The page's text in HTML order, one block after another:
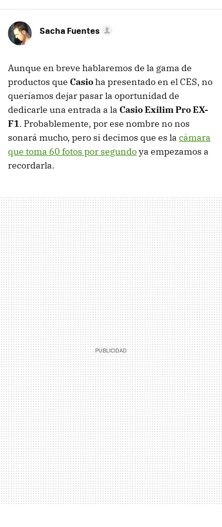
Sacha Fuentes
Aunque en breve hablaremos de la gama de
productos que Casioha presentado en el CES, no
queríamos dejar pasar la oportunidad de
dedicarle una entrada a la Casio Exilim Pro EX-
F1. Probablemente, por ese nombre no nos
sonará mucho, pero si decimos que es la cámara
que toma 60 fotos por segundoya empezamos a
recordarla.